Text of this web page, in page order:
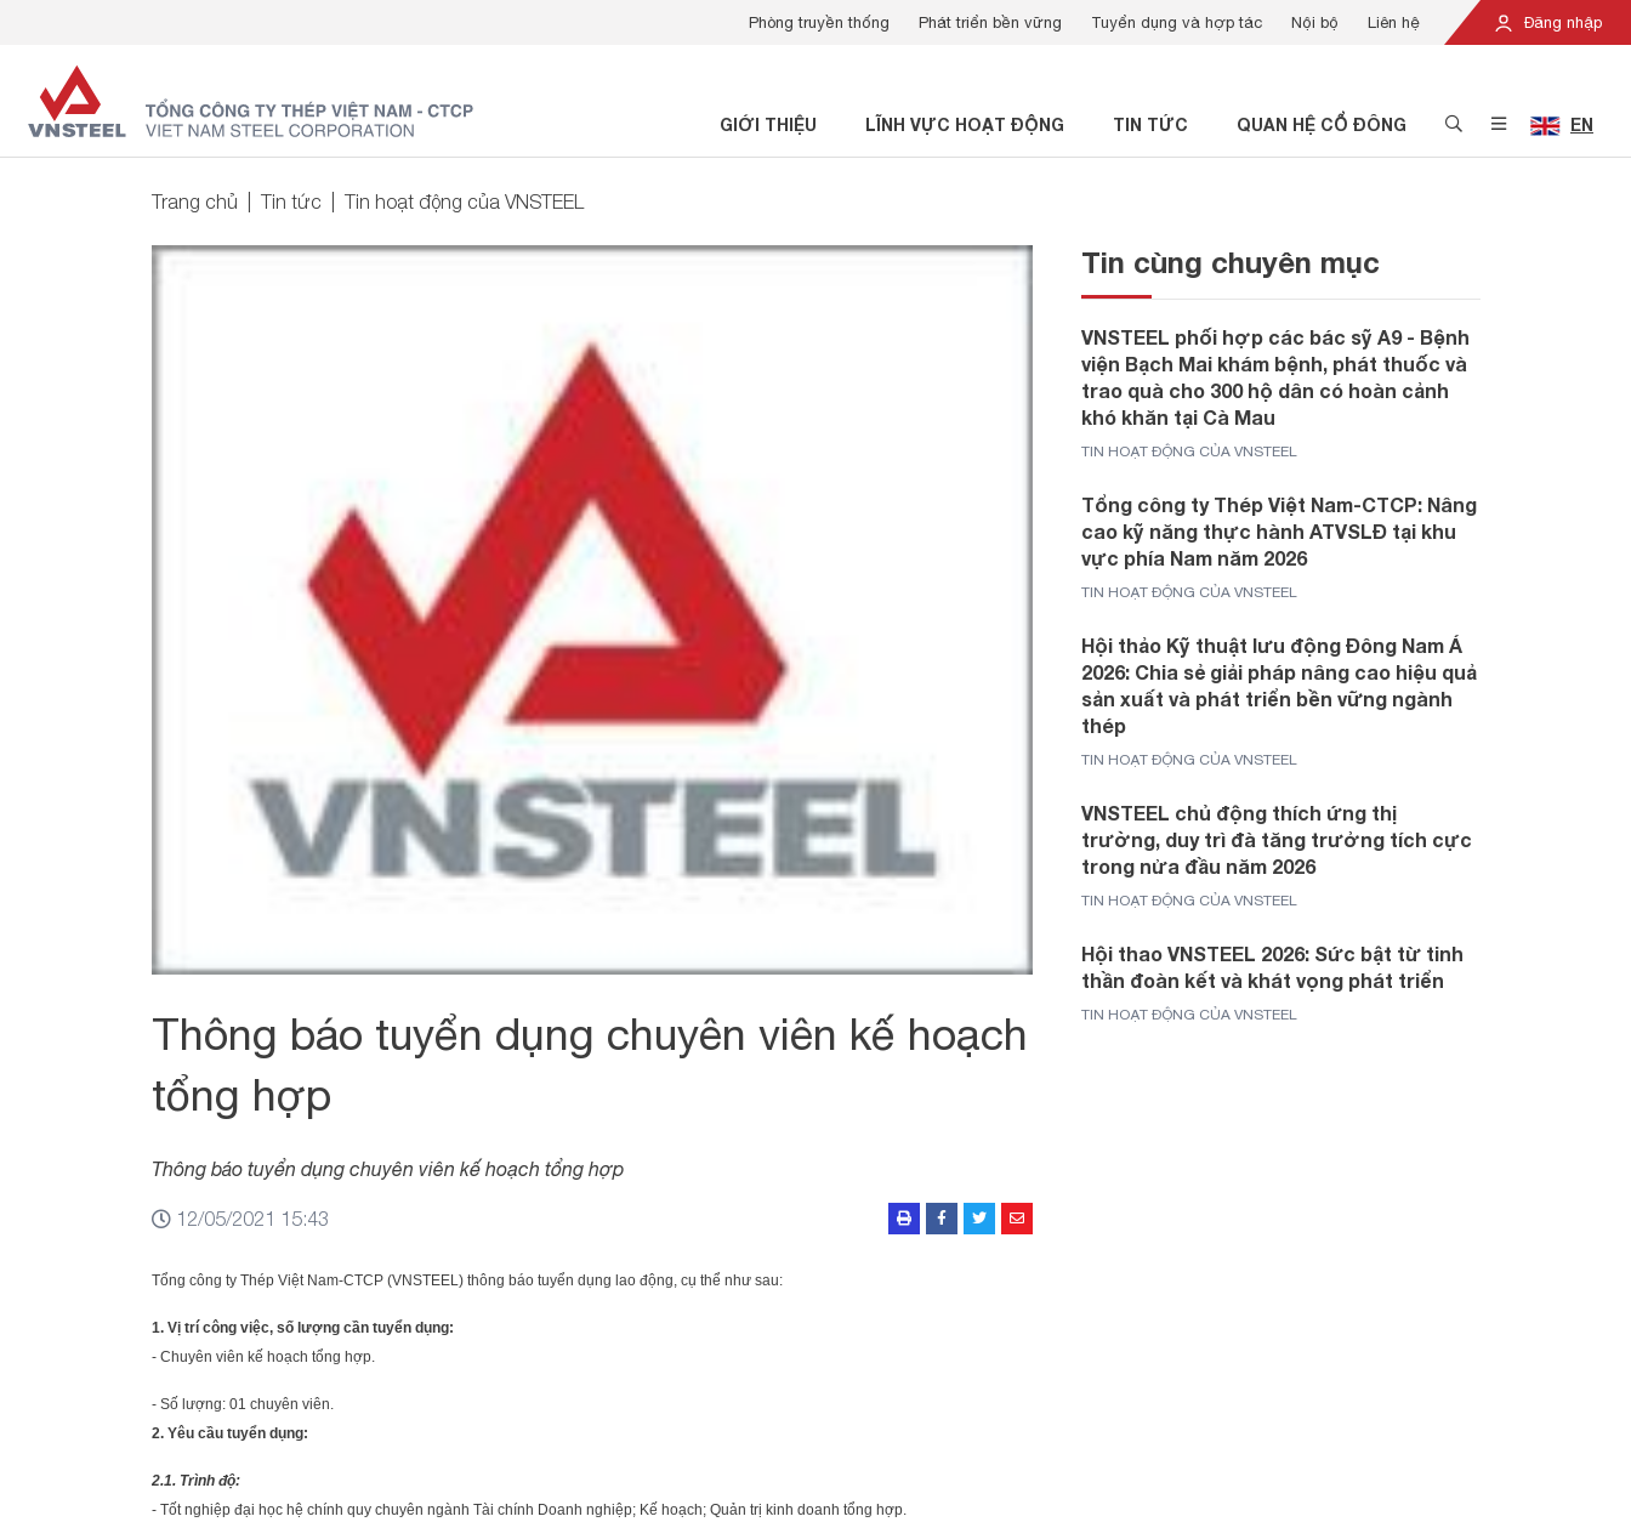
Đăng nhập
Phòng truyền thống Phát triển bền vững Tuyển dụng và hợp tác Nội bộ Liên hệ
GIỚI THIỆU LĨNH VỰC HOẠT ĐỘNG TIN TỨC QUAN HỆ CỔ ĐÔNG EN
Trang chủ Tin tức Tin hoạt động của VNSTEEL
Thông báo tuyển dụng chuyên viên kế hoạch
tổng hợp
Thông báo tuyển dụng chuyên viên kế hoạch tổng hợp
12/05/2021 15:43
Tổng công ty Thép Việt Nam-CTCP (VNSTEEL) thông báo tuyển dụng lao động, cụ thể như sau:
1. Vị trí công việc, số lượng cần tuyển dụng:
- Chuyên viên kế hoạch tổng hợp.
- Số lượng: 01 chuyên viên.
2. Yêu cầu tuyển dụng:
2.1. Trình độ:
- Tốt nghiệp đại học hệ chính quy chuyên ngành Tài chính Doanh nghiệp; Kế hoạch; Quản trị kinh doanh tổng hợp.
Tin cùng chuyên mục
VNSTEEL phối hợp các bác sỹ A9 - Bệnh
viện Bạch Mai khám bệnh, phát thuốc và
trao quà cho 300 hộ dân có hoàn cảnh
khó khăn tại Cà Mau
TIN HOẠT ĐỘNG CỦA VNSTEEL
Tổng công ty Thép Việt Nam-CTCP: Nâng
cao kỹ năng thực hành ATVSLĐ tại khu
vực phía Nam năm 2026
TIN HOẠT ĐỘNG CỦA VNSTEEL
Hội thảo Kỹ thuật lưu động Đông Nam Á
2026: Chia sẻ giải pháp nâng cao hiệu quả
sản xuất và phát triển bền vững ngành
thép
TIN HOẠT ĐỘNG CỦA VNSTEEL
VNSTEEL chủ động thích ứng thị
trường, duy trì đà tăng trưởng tích cực
trong nửa đầu năm 2026
TIN HOẠT ĐỘNG CỦA VNSTEEL
Hội thao VNSTEEL 2026: Sức bật từ tinh
thần đoàn kết và khát vọng phát triển
TIN HOẠT ĐỘNG CỦA VNSTEEL